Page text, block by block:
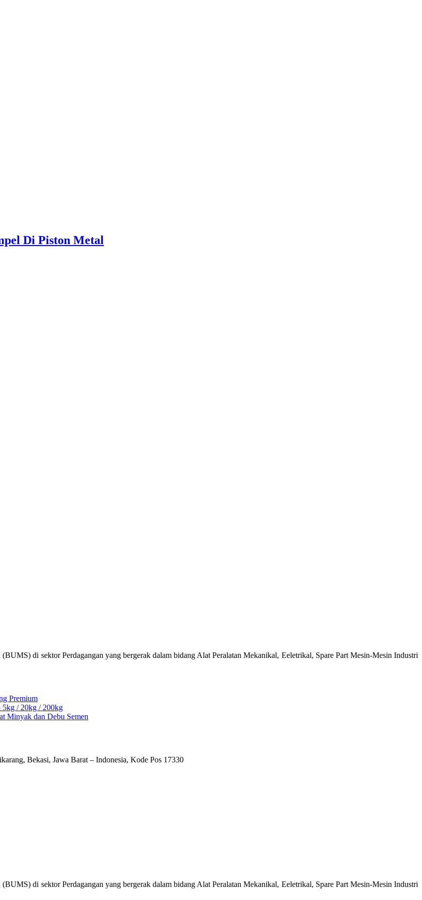
Di Piston Metal
di sektor Perdagangan yang bergerak dalam bidang Alat Peralatan Mekanikal, Eeletrikal, Spare Part Mesin-Mesin Industri
Premium
5kg / 20kg / 200kg
Minyak dan Debu Semen
Bekasi, Jawa Barat – Indonesia, Kode Pos 17330
di sektor Perdagangan yang bergerak dalam bidang Alat Peralatan Mekanikal, Eeletrikal, Spare Part Mesin-Mesin Industri